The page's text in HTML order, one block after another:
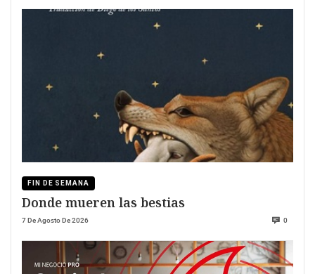
FIN DE SEMANA
Donde mueren las bestias
7 De Agosto De 2026 0